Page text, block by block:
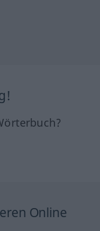
Online